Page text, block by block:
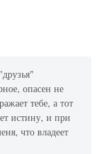
опасен не
тебе, а тот
истину, и при
что владеет